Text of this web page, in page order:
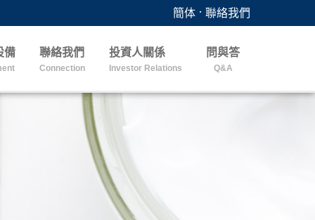
簡体 ． 聯絡我們
備 聯絡我們
Connection
投資人關係
Investor Relations
問與答
Q&A